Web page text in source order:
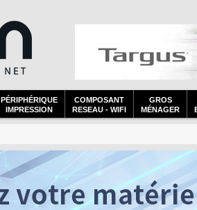
PÉRIPHÉRIQUE
IMPRESSION
COMPOSANT
RESEAU - WIFI
GROS
MÉNAGER